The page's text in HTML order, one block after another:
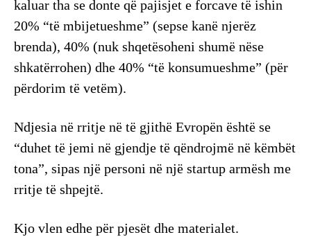
kaluar tha se donte që pajisjet e forcave të ishin
20% “të mbijetueshme” (sepse kanë njerëz
brenda), 40% (nuk shqetësoheni shumë nëse
shkatërrohen) dhe 40% “të konsumueshme” (për
përdorim të vetëm).
Ndjesia në rritje në të gjithë Evropën është se
“duhet të jemi në gjendje të qëndrojmë në këmbët
tona”, sipas një personi në një startup armësh me
rritje të shpejtë.
Kjo vlen edhe për pjesët dhe materialet.